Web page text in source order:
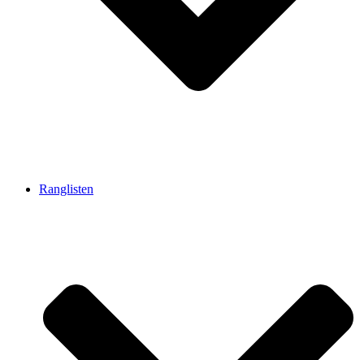
Ranglisten